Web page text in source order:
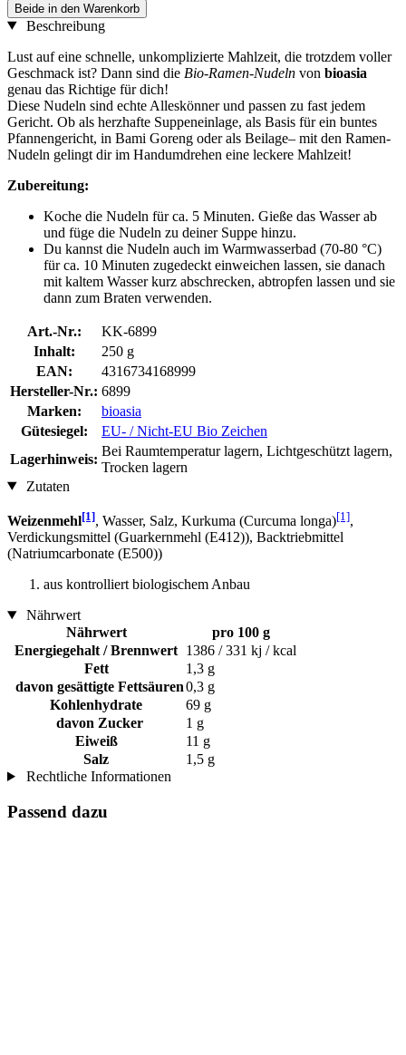
Beide in den Warenkorb
Beschreibung
Lust auf eine schnelle, unkomplizierte Mahlzeit, die trotzdem voller
Geschmack ist? Dann sind die Bio-Ramen-Nudeln von bioasia
genau das Richtige für dich!
Diese Nudeln sind echte Alleskönner und passen zu fast jedem
Gericht. Ob als herzhafte Suppeneinlage, als Basis für ein buntes
Pfannengericht, in Bami Goreng oder als Beilage– mit den Ramen-
Nudeln gelingt dir im Handumdrehen eine leckere Mahlzeit!
Zubereitung:
Koche die Nudeln für ca. 5 Minuten. Gieße das Wasser ab
und füge die Nudeln zu deiner Suppe hinzu.
Du kannst die Nudeln auch im Warmwasserbad (70-80 °C)
für ca. 10 Minuten zugedeckt einweichen lassen, sie danach
mit kaltem Wasser kurz abschrecken, abtropfen lassen und sie
dann zum Braten verwenden.
Art.-Nr.:
KK-6899
Inhalt:
250 g
EAN:
4316734168999
Hersteller-Nr.: 6899
Marken:
bioasia
Gütesiegel:
EU- / Nicht-EU Bio Zeichen
Lagerhinweis:
Bei Raumtemperatur lagern, Lichtgeschützt lagern,
Trocken lagern
Zutaten
Weizenmehl[1], Wasser, Salz, Kurkuma (Curcuma longa)[1],
Verdickungsmittel (Guarkernmehl (E412)), Backtriebmittel
(Natriumcarbonate (E500))
aus kontrolliert biologischem Anbau
Nährwert
Nährwert
pro 100 g
Energiegehalt / Brennwert 1386 / 331 kj / kcal
Fett
1,3 g
davon gesättigte Fettsäuren0,3 g
Kohlenhydrate
69 g
davon Zucker
1 g
Eiweiß
11 g
Salz
1,5 g
Rechtliche Informationen
Passend dazu